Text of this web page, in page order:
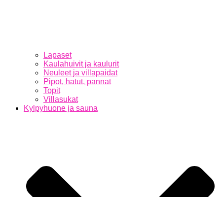
Lapaset
Kaulahuivit ja kaulurit
Neuleet ja villapaidat
Pipot, hatut, pannat
Topit
Villasukat
Kylpyhuone ja sauna